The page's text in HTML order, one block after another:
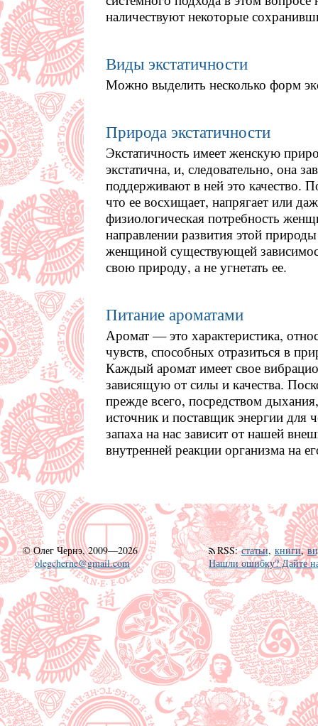
наличествуют некоторые
Виды экстатичности
Можно выделить несколько форм
Природа экстатичности
Экстатичность имеет женскую
экстатична, и, следовательно, она
поддерживают в ней это качество.
что ее восхищает, напрягает или
физиологическая потребность
направлении развития этой
женщиной существующей
свою природу, а не угнетать ее.
Питание ароматами
Аромат — это характеристика,
чувств, способных отразиться в
Каждый аромат имеет свое
зависящую от силы и качества.
прежде всего, посредством
источник и поставщик энергии для
запаха на нас зависит от нашей
внутренней реакции организма на
©Олег Чернэ, 2009—2026
olegcherne@gmail.com
RSS:статьи, книги,
Нашли ошибку? Дайте